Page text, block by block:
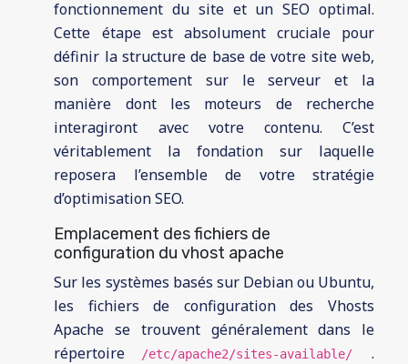
fonctionnement du site et un SEO optimal.
Cette étape est absolument cruciale pour
définir la structure de base de votre site web,
son comportement sur le serveur et la
manière dont les moteurs de recherche
interagiront avec votre contenu. C’est
véritablement la fondation sur laquelle
reposera l’ensemble de votre stratégie
d’optimisation SEO.
Emplacement des fichiers de
configuration du vhost apache
Sur les systèmes basés sur Debian ou Ubuntu,
les fichiers de configuration des Vhosts
Apache se trouvent généralement dans le
répertoire
/etc/apache2/sites-available/ .